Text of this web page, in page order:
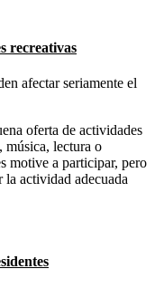
recreativas
afectar seriamente el
oferta de actividades
música, lectura o
motive a participar, pero
la actividad adecuada